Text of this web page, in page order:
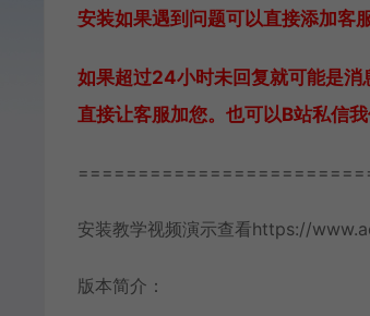
安装如果遇到问题可以直接添加
如果超过24小时未回复就可能是消
直接让客服加您。也可以B站私信我
安装教学视频演示查看https://
版本简介：